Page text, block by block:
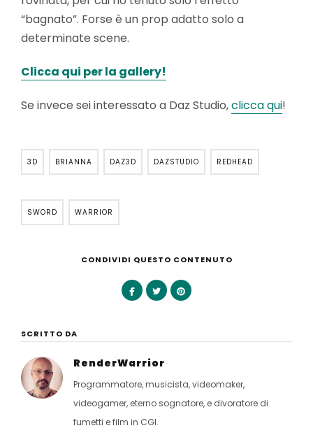
“bagnato”. Forse è un prop adatto solo a
determinate scene.
Clicca qui per la gallery!
Se invece sei interessato a Daz Studio,clicca qui!
3D BRIANNA DAZ3D DAZSTUDIO REDHEAD
SWORD WARRIOR
CONDIVIDI QUESTO CONTENUTO
SCRITTO DA
RenderWarrior
Programmatore, musicista, videomaker,
videogamer, eterno sognatore, e divoratore di
fumetti e film in CGI.